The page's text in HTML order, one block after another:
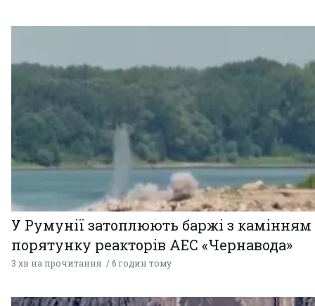
У Румунії затоплюють баржі з
порятунку реакторів АЕС «Чернавода»
3 хв на прочитання 6 годин тому